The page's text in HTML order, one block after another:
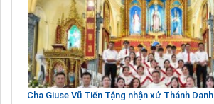
Cha Giuse Vũ Tiến Tặng nhận xứ Thánh Danh